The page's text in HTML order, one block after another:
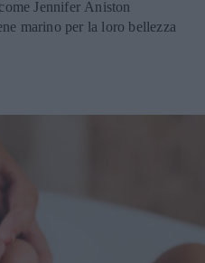
Jennifer Aniston
marino per la loro bellezza